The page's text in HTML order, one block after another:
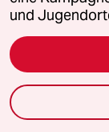
Themen
Hitze
Krieg in der
und